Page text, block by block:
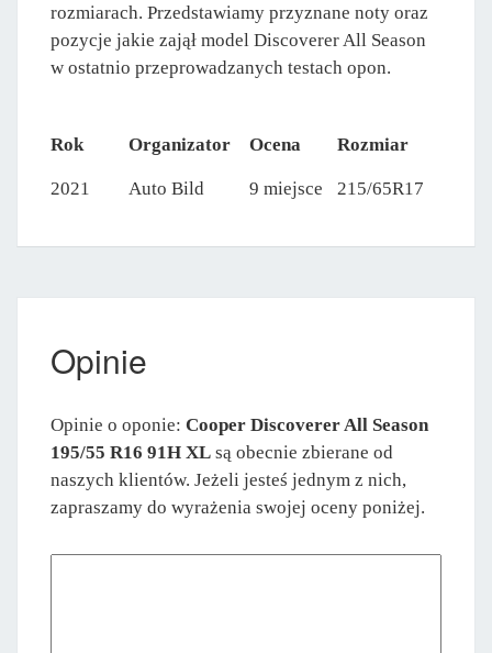
rozmiarach. Przedstawiamy przyznane noty oraz
pozycje jakie zajął model Discoverer All Season
w ostatnio przeprowadzanych testach opon.
Rok Organizator Ocena Rozmiar
2021 Auto Bild 9 miejsce 215/65R17
Opinie
Opinie o oponie: Cooper Discoverer All Season
195/55 R16 91H XL są obecnie zbierane od
naszych klientów. Jeżeli jesteś jednym z nich,
zapraszamy do wyrażenia swojej oceny poniżej.